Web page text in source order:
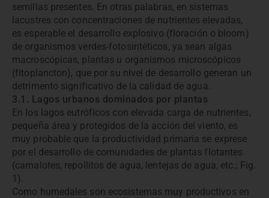
semillas presentes. En otras palabras, en sistemas
lacustres con concentraciones de nutrientes elevadas,
es esperable el desarrollo explosivo (floración o bloom)
de organismos verdes-fotosintéticos, ya sean algas
macroscópicas, plantas u organismos microscópicos
(fitoplancton), que por su nivel de desarrollo generan un
detrimento significativo de la calidad de agua.
3.1. Lagos urbanos dominados por plantas
En los lagos eutróficos con elevada carga de nutrientes,
pequeña área y protegidos de la acción del viento, es
muy probable que la productividad primaria se exprese
por el desarrollo de comunidades de plantas flotantes
(camalotes, repollitos de agua, lentejas de agua, etc.; Fig.
1).
Como humedales son ecosistemas muy productivos en